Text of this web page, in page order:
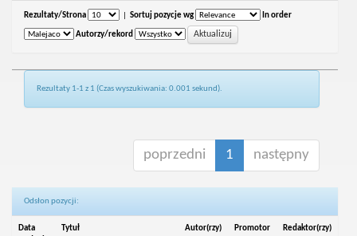
Rezultaty/Strona Sortuj pozycje wg In order
Autorzy/rekord
Rezultaty 1-1 z 1 (Czas wyszukiwania: 0.001 sekund).
poprzedni 1 następny
Odsłon pozycji:
Data Tytuł Autor(rzy) Promotor Redaktor(rzy)